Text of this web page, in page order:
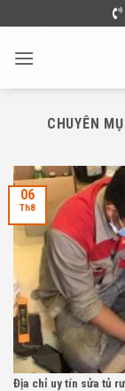
to
content
CHUYÊN
Địa chỉ uy tín sửa tủ
06
Th8